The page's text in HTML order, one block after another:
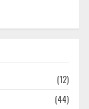
cửa” cho nền
rừng theo
được Chính phủ
(12)
(44)